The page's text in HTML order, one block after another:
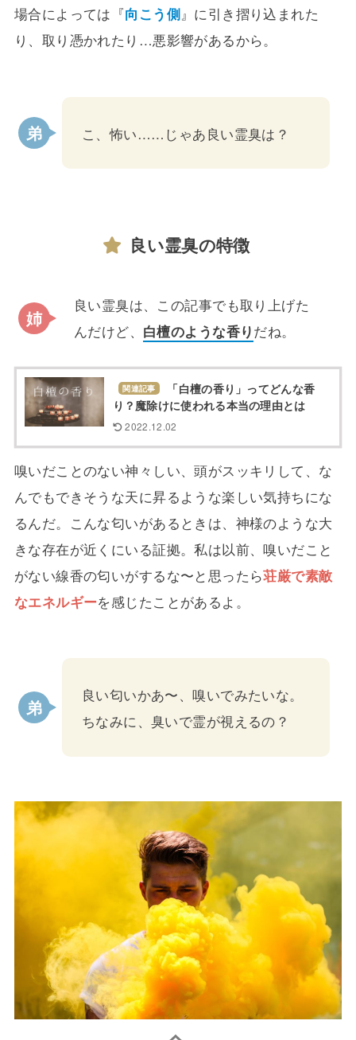
場合によっては『向こう側』に引き摺り込まれた
り、取り憑かれたり…悪影響があるから。
こ、怖い……じゃあ良い霊臭は？
良い霊臭の特徴
良い霊臭は、この記事でも取り上げた
んだけど、 白檀のような香りだね。
関連記事
「白檀の香り」ってどんな香
り？魔除けに使われる本当の理由とは
2022.12.02
嗅いだことのない神々しい、頭がスッキリして、な
んでもできそうな天に昇るような楽しい気持ちにな
るんだ。こんな匂いがあるときは、神様のような大
きな存在が近くにいる証拠。私は以前、嗅いだこと
がない線香の匂いがするな〜と思ったら荘厳で素敵
なエネルギーを感じたことがあるよ。
良い匂いかあ〜、嗅いでみたいな。
ちなみに、臭いで霊が視えるの？